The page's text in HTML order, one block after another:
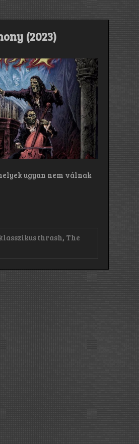
(2023)
ugyan nem válnak
thrash, The